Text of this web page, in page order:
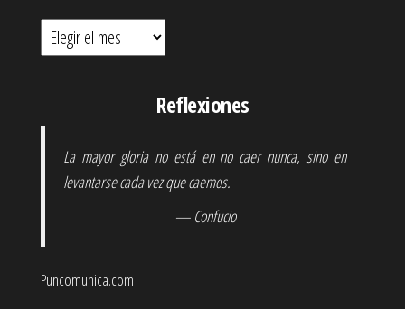
Hemeroteca
Reflexiones
La mayor gloria no está en no caer nunca, sino en
levantarse cada vez que caemos.
— Confucio
Puncomunica.com